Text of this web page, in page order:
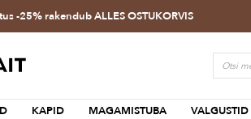
-25% rakendub ALLES OSTUKORVIS
KAPID MAGAMISTUBA VALGUSTID